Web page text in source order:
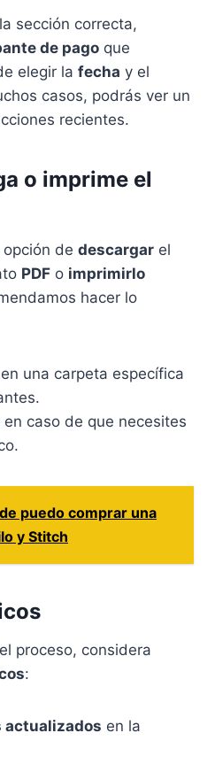
sección correcta,
de pago que
elegir la fecha y el
casos, podrás ver un
recientes.
o imprime el
de descargar el
PDF o imprimirlo
hacer lo
una carpeta específica
caso de que necesites
puedo comprar una
y Stitch
proceso, considera
:
actualizados en la